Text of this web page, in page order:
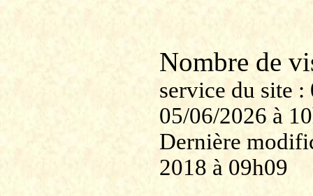
Nombre de
service du site
05/06/2026 à
Dernière
2018 à 09h09